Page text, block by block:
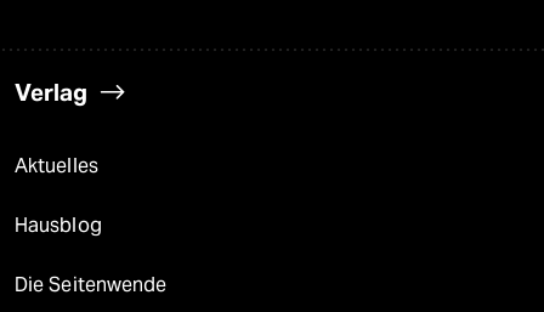
Verlag
Aktuelles
Hausblog
Die Seitenwende